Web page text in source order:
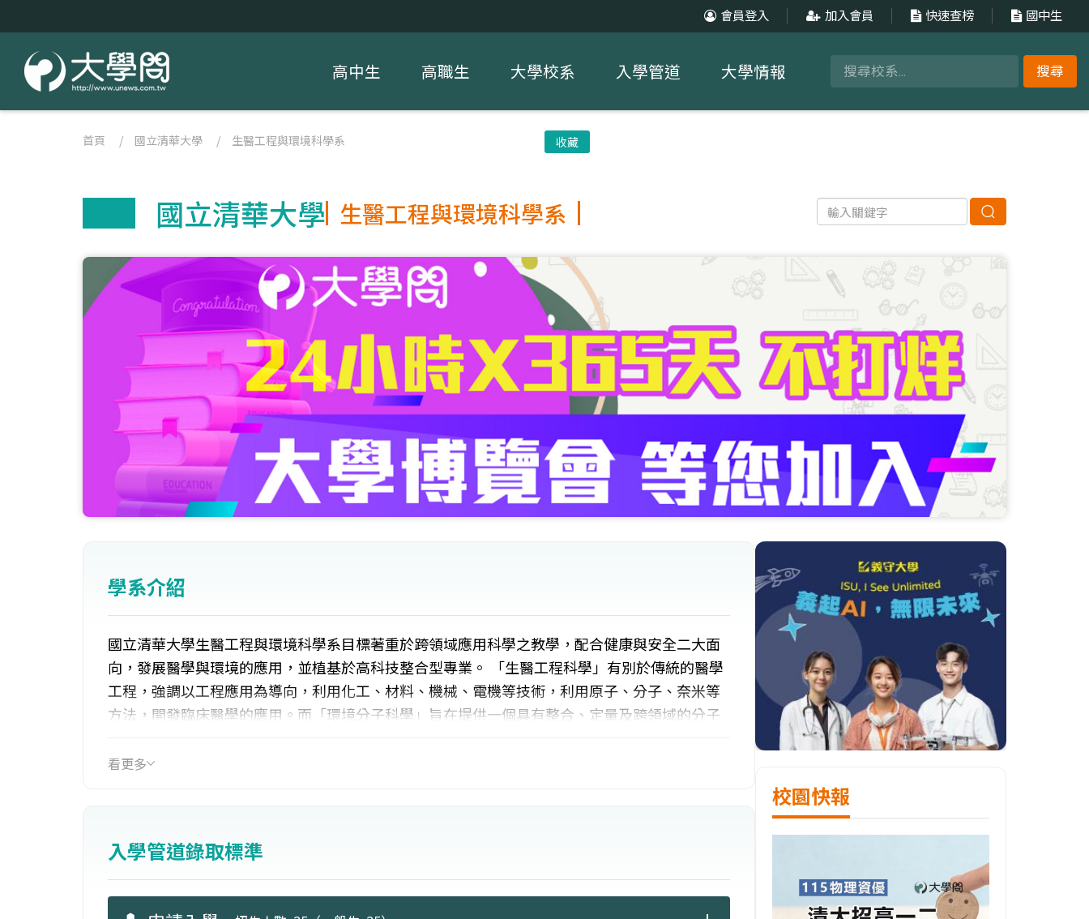
會員登入 加入會員 快速查榜 國中生
搜尋
高中生 高職生 大學校系 入學管道 大學情報
首頁 / 國立清華大學 / 生醫工程與環境科學系 收藏
國立清華大學 生醫工程與環境科學系
學系介紹
國立清華大學生醫工程與環境科學系目標著重於跨領域應用科學之教學，配合健康與安全二大面
向，發展醫學與環境的應用，並植基於高科技整合型專業。 「生醫工程科學」有別於傳統的醫學
工程，強調以工程應用為導向，利用化工、材料、機械、電機等技術，利用原子、分子、奈米等
方法，開發臨床醫學的應用。而「環境分子科學」旨在提供一個具有整合、定量及跨領域的分子
看更多
入學管道錄取標準
校園快報